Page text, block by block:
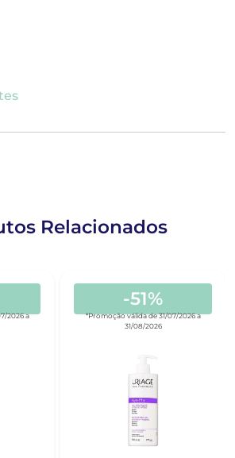
Relacionados
2026 a
-51%
*Promoção válida de 31/07/2026 a
31/08/2026